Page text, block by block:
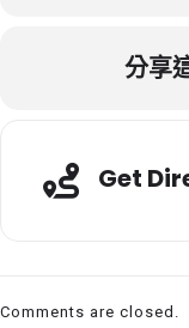
分享
Get
Comments are closed.